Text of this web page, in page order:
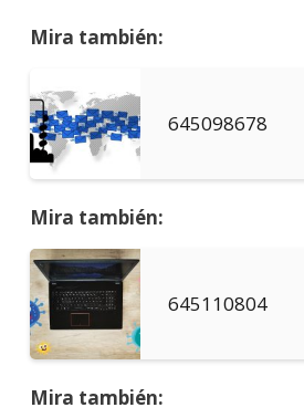
Mira también:
645098678
Mira también:
645110804
Mira también: